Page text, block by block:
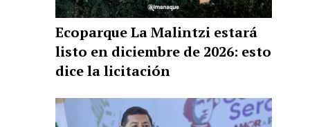
Ecoparque La Malintzi estará
listo en diciembre de 2026: esto
dice la licitación